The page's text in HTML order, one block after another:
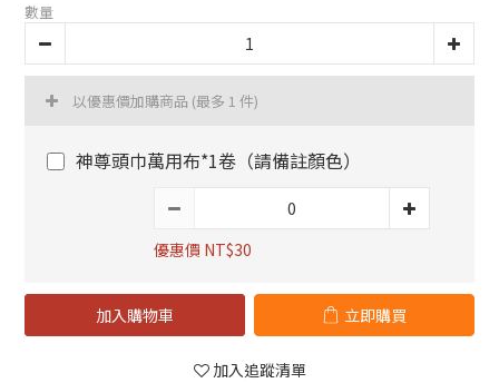
數量
以優惠價加購商品 (最多 1 件)
神尊頭巾萬用布*1卷（請備註顏色）
優惠價 NT$30
加入購物車 立即購買
加入追蹤清單